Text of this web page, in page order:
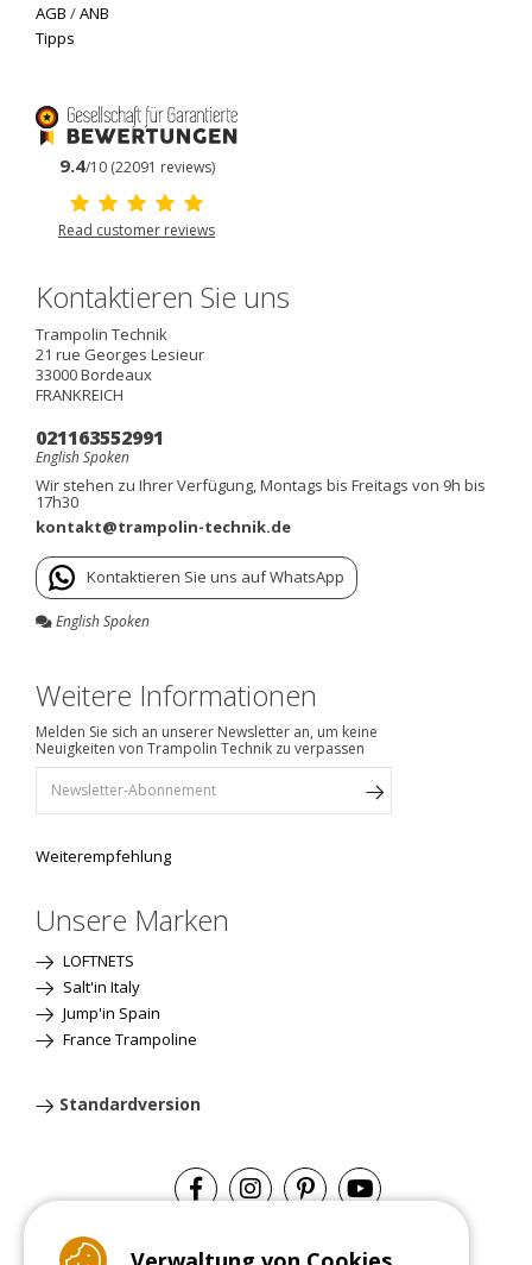
AGB /ANB
Tipps
9.4/10 (22091 reviews)
Read customer reviews
Kontaktieren Sie uns
Trampolin Technik
21 rue Georges Lesieur
33000Bordeaux
FRANKREICH
021163552991
English Spoken
Wir stehen zu Ihrer Verfügung, Montags bis Freitags von 9h bis
17h30
kontakt@trampolin-technik.de
Kontaktieren Sie uns auf WhatsApp
English Spoken
Weitere Informationen
Melden Sie sich an unserer Newsletter an, um keine
Neuigkeiten von Trampolin Technik zu verpassen
Weiterempfehlung
Unsere Marken
LOFTNETS
Salt'in Italy
Jump'in Spain
France Trampoline
Standardversion